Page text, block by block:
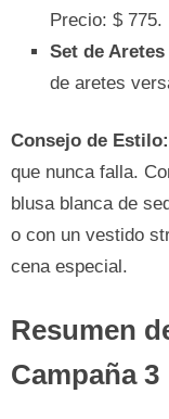
Precio: $ 775.
Set de
de aretes
Consejo de Estilo:
que nunca falla.
blusa blanca de
o con un vestido
cena especial.
Resumen
Campaña 3